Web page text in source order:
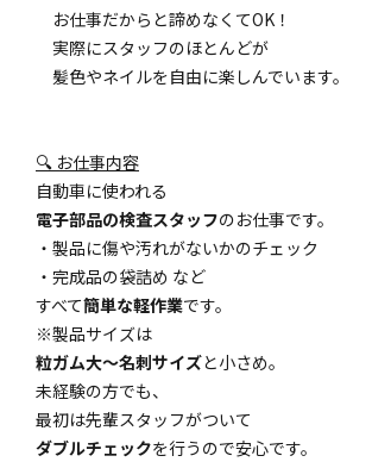
お仕事だからと諦めなくてOK！
実際にスタッフのほとんどが
髪色やネイルを自由に楽しんでいます。
🔍 お仕事内容
自動車に使われる
電子部品の検査スタッフのお仕事です。
・製品に傷や汚れがないかのチェック
・完成品の袋詰め など
すべて簡単な軽作業です。
※製品サイズは
粒ガム大～名刺サイズと小さめ。
未経験の方でも、
最初は先輩スタッフがついて
ダブルチェックを行うので安心です。